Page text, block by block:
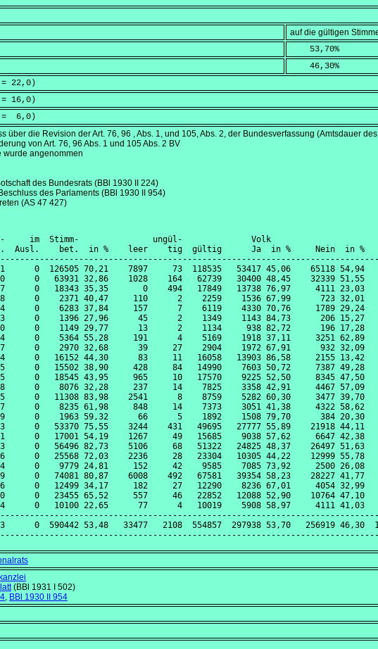
auf die gültigen
    53,70
%
    46,30
%
22,0 )
16,0 )
  6,0
)
über die Revision der Art. 76, 96 , Abs. 1, und 105, Abs. 2, der Bundesverfassung (Amtsdauer
von Art. 76, 96 Abs. 1 und 105 Abs. 2 BV
wurde angenommen
des Bundesrats (BBl 1930 II 224)
des Parlaments (BBl 1930 II 954)
(AS 47 427)
im  Stimm-               ungül-              Volk
Ausl.    bet.  in %    leer    tig  gültig      Ja  in %     Nein  in %
0  126505 70,21    7897     73  118535   53417 45,06    65118
0   63931 32,86    1028    164   62739   30400 48,45    32339
0   18343 35,35       0    494   17849   13738 76,97     4111
0    2371 40,47     110      2    2259    1536 67,99      723
0    6283 37,84     157      7    6119    4330 70,76     1789
0    1396 27,96      45      2    1349    1143 84,73      206
0    1149 29,77      13      2    1134     938 82,72      196
0    5364 55,28     191      4    5169    1918 37,11     3251
0    2970 32,68      39     27    2904    1972 67,91      932
0   16152 44,30      83     11   16058   13903 86,58     2155
0   15502 38,90     428     84   14990    7603 50,72     7387
0   18545 43,95     965     10   17570    9225 52,50     8345
0    8076 32,28     237     14    7825    3358 42,91     4467
0   11308 83,98    2541      8    8759    5282 60,30     3477
0    8235 61,98     848     14    7373    3051 41,38     4322
0    1963 59,32      66      5    1892    1508 79,70      384
0   53370 75,55    3244    431   49695   27777 55,89    21918
0   17001 54,19    1267     49   15685    9038 57,62     6647
0   56496 82,73    5106     68   51322   24825 48,37    26497
0   25568 72,03    2236     28   23304   10305 44,22    12999
0    9779 24,81     152     42    9585    7085 73,92     2500
0   74081 80,87    6008    492   67581   39354 58,23    28227
0   12499 34,17     182     27   12290    8236 67,01     4054
0   23455 65,52     557     46   22852   12088 52,90    10764
0   10100 22,65      77      4   10019    5908 58,97     4111
0  590442 53,48   33477   2108  554857  297938 53,70   256919 46,30
(BBl 1931 I 502)
, BBl 1930 II 954